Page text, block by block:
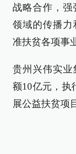
战略合作，强
领域的传播力
准扶贫各项事
贵州兴伟实业
额10亿元，执
展公益扶贫项